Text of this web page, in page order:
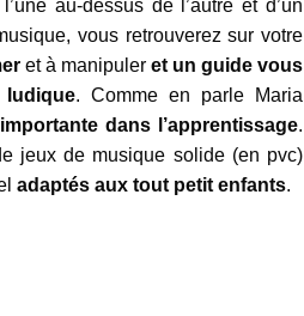
l’une au-dessus de l’autre et d’un
vous retrouverez sur votre
et à manipuleret un guide vous
. Comme en parle Maria
dans l’apprentissage.
jeux de musique solide (en pvc)
adaptés aux tout petit enfants.